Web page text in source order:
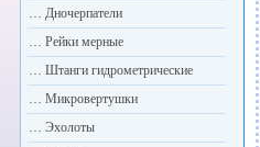
… Дночерпатели
… Рейки мерные
… Штанги гидрометрические
… Микровертушки
… Эхолоты